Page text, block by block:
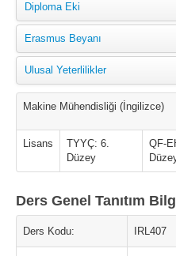
Diploma Eki
Erasmus Beyanı
Ulusal Yeterlilikler
Makine Mühendisliği (İngilizce)
Lisans
TYYÇ: 6.
Düzey
QF-
Ders Genel Tanıtım
Ders Kodu: IRL407